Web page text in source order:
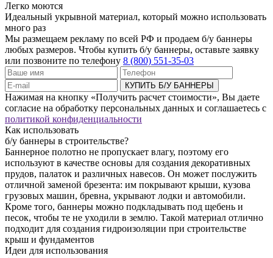
Легко моются
Идеальный укрывной материал, который можно использовать
много раз
Мы размещаем рекламу по всей РФ и продаем б/у баннеры
любых размеров. Чтобы купить б/у баннеры, оставьте заявку
или позвоните по телефону 8 (800) 551-35-03
КУПИТЬ Б/У БАННЕРЫ
Нажимая на кнопку «Получить расчет стоимости», Вы даете
согласие на обработку персональных данных и соглашаетесь с
политикой конфиденциальности
Как использовать
б/у баннеры в строительстве?
Баннерное полотно не пропускает влагу, поэтому его
используют в качестве основы для создания декоративных
прудов, палаток и различных навесов. Он может послужить
отличной заменой брезента: им покрывают крыши, кузова
грузовых машин, бревна, укрывают лодки и автомобили.
Кроме того, баннеры можно подкладывать под щебень и
песок, чтобы те не уходили в землю. Такой материал отлично
подходит для создания гидроизоляции при строительстве
крыш и фундаментов
Идеи для использования